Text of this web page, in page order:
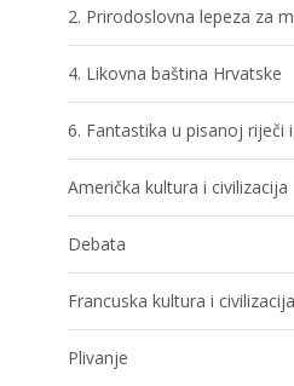
2. Prirodoslovna lepeza za
4. Likovna baština Hrvatske
6. Fantastika u pisanoj riječi
Američka kultura i civilizacija
Debata
Francuska kultura i civilizacija
Plivanje